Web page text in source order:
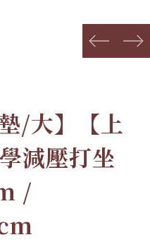
prev next
/大】【上
減壓打坐
/